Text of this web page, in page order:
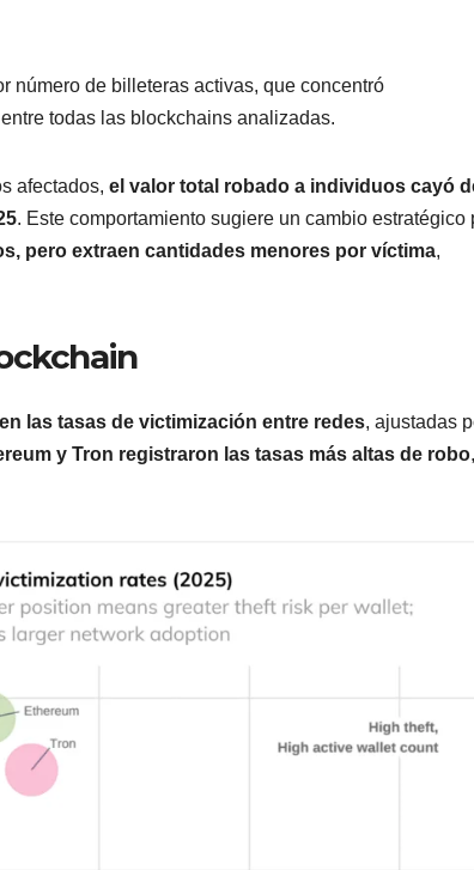
número de billeteras activas, que concentró
todas las blockchains analizadas.
afectados, el valor total robado a individuos cayó
. Este comportamiento sugiere un cambio estratégico
pero extraen cantidades menores por víctima,
las tasas de victimización entre redes, ajustadas
y Tron registraron las tasas más altas de robo,